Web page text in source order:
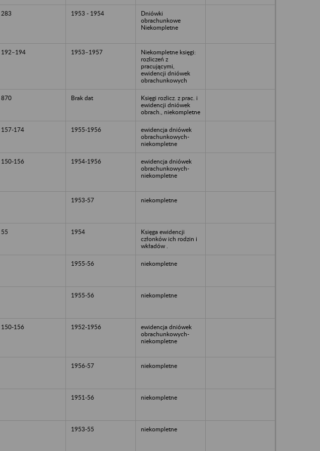
283 1953 - 1954
Dniówki
obrachunkowe
Niekompletne
192–194 1953–1957
Niekompletne księgi:
rozliczeń z
pracującymi,
ewidencji dniówek
obrachunkowych
870 Brak dat
Księgi rozlicz. z prac. i
ewidencji dniówek
obrach., niekompletne
157-174 1955-1956
ewidencja dniówek
obrachunkowych-
niekompletne
150-156 1954-1956
ewidencja dniówek
obrachunkowych-
niekompletne
1953-57 niekompletne
55 1954
Księga ewidencji
członków ich rodzin i
wkładów .
1955-56 niekompletne
1955-56 niekompletne
150-156 1952-1956
ewidencja dniówek
obrachunkowych-
niekompletne
1956-57 niekompletne
1951-56 niekompletne
1953-55 niekompletne